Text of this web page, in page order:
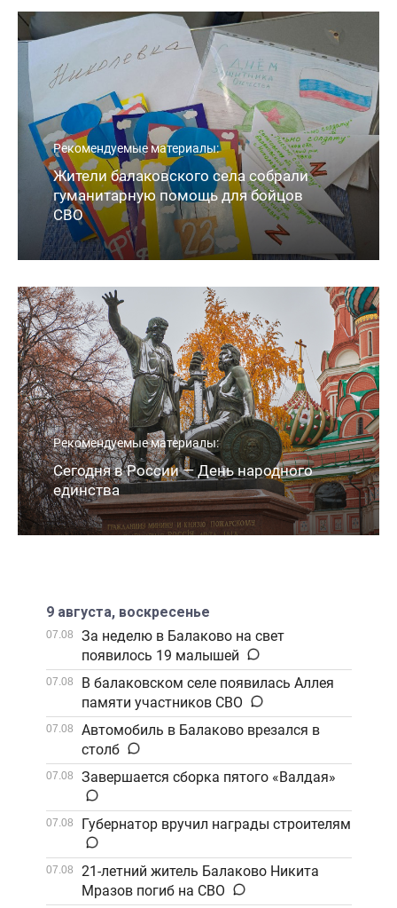
Рекомендуемые материалы:
Жители балаковского села собрали
гуманитарную помощь для бойцов
СВО
Рекомендуемые материалы:
Сегодня в России — День народного
единства
9 августа, воскресенье
07.08
За неделю в Балаково на свет
появилось 19 малышей
07.08
В балаковском селе появилась Аллея
памяти участников СВО
07.08
Автомобиль в Балаково врезался в
столб
07.08 Завершается сборка пятого «Валдая»
07.08 Губернатор вручил награды строителям
07.08
21-летний житель Балаково Никита
Мразов погиб на СВО